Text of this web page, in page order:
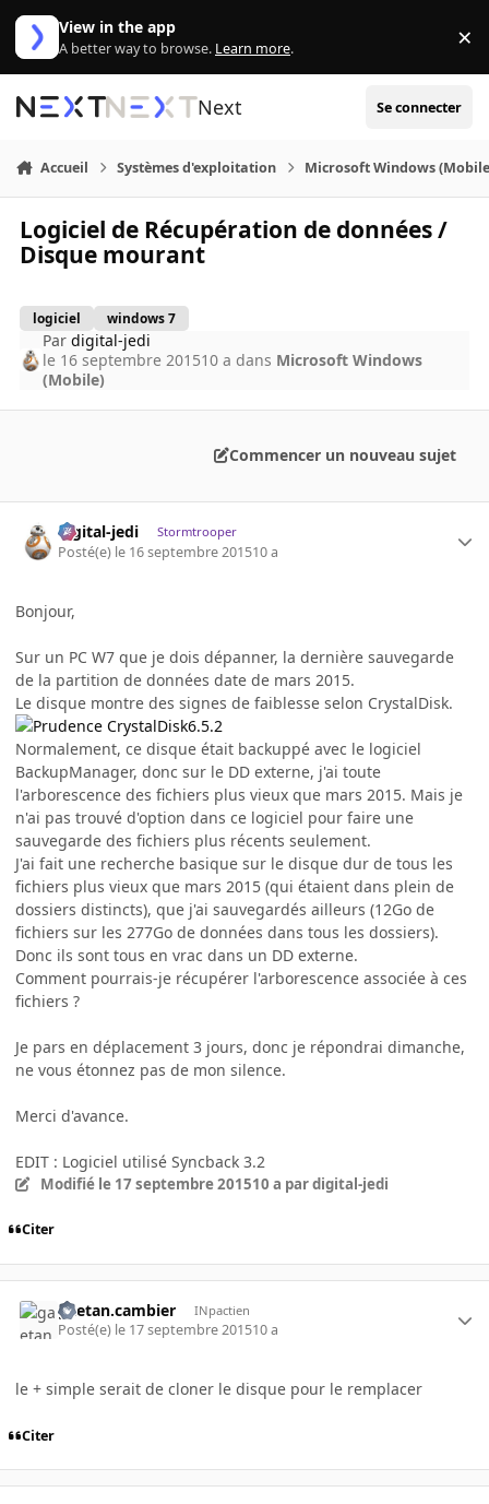
Aller au contenu
View in the app
A better way to browse. Learn more. ×
Next Se connecter
Accueil Systèmes d'exploitation Microsoft Windows
Logiciel de Récupération de données /
Disque mourant
logiciel windows 7
Pardigital-jedi
le 16 septembre 201510 a dans Microsoft Windows
(Mobile)
Commencer un nouveau sujet
digital-jedi Stormtrooper
Posté(e) le 16 septembre 201510 a
Bonjour,
Sur un PC W7 que je dois dépanner, la dernière sauvegarde
de la partition de données date de mars 2015.
Le disque montre des signes de faiblesse selon CrystalDisk.
Normalement, ce disque était backuppé avec le logiciel
BackupManager, donc sur le DD externe, j'ai toute
l'arborescence des fichiers plus vieux que mars 2015. Mais je
n'ai pas trouvé d'option dans ce logiciel pour faire une
sauvegarde des fichiers plus récents seulement.
J'ai fait une recherche basique sur le disque dur de tous les
fichiers plus vieux que mars 2015 (qui étaient dans plein de
dossiers distincts), que j'ai sauvegardés ailleurs (12Go de
fichiers sur les 277Go de données dans tous les dossiers).
Donc ils sont tous en vrac dans un DD externe.
Comment pourrais-je récupérer l'arborescence associée à ces
fichiers ?
Je pars en déplacement 3 jours, donc je répondrai dimanche,
ne vous étonnez pas de mon silence.
Merci d'avance.
EDIT : Logiciel utilisé Syncback 3.2
Modifié le 17 septembre 201510 a par digital-jedi
Citer
gaetan.cambier INpactien
Posté(e) le 17 septembre 201510 a
le + simple serait de cloner le disque pour le remplacer
Citer